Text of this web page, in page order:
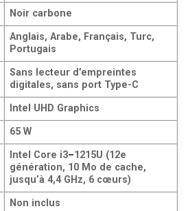
Noir carbone
Anglais, Arabe, Français, Turc,
Portugais
Sans lecteur d’empreintes
digitales, sans port Type-C
Intel UHD Graphics
65 W
Intel Core i3–1215U (12e
génération, 10 Mo de cache,
jusqu’à 4,4 GHz, 6 cœurs)
Non inclus